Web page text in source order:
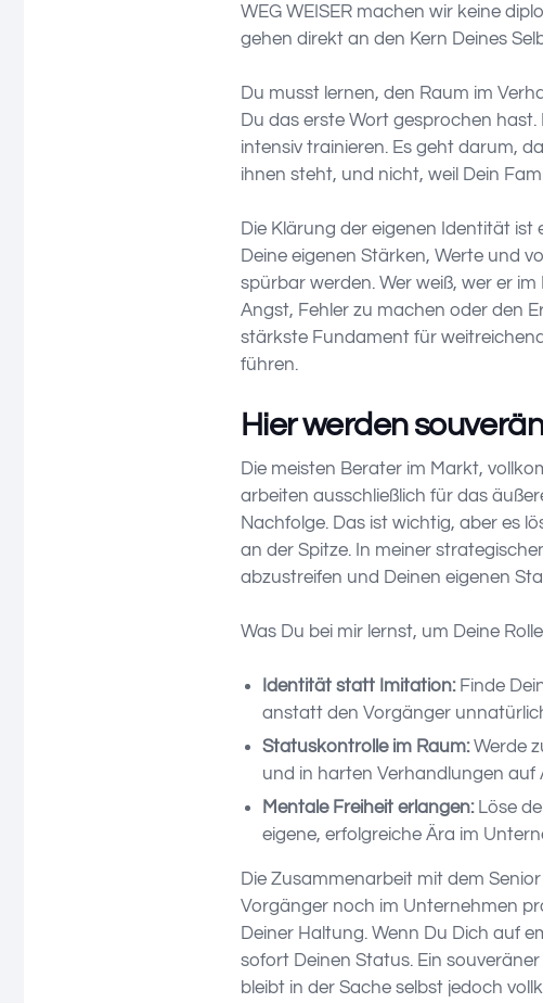
WEG WEISER machen wir keine
gehen direkt an den Kern Deines
Du musst lernen, den Raum im
Du das erste Wort gesprochen
intensiv trainieren. Es geht darum,
ihnen steht, und nicht, weil Dein
Die Klärung der eigenen Identität ist
Deine eigenen Stärken, Werte und
spürbar werden. Wer weiß, wer er
Angst, Fehler zu machen oder den
stärkste Fundament für
führen.
Hier werden
Die meisten Berater im Markt,
arbeiten ausschließlich für das
Nachfolge. Das ist wichtig, aber es
an der Spitze. In meiner
abzustreifen und Deinen eigenen
Was Du bei mir lernst, um Deine
Identität statt Imitation:Finde
anstatt den Vorgänger
Statuskontrolle im Raum:Werde
und in harten Verhandlungen auf
Mentale Freiheit erlangen:Löse
eigene, erfolgreiche Ära im
Die Zusammenarbeit mit dem
Vorgänger noch im Unternehmen
Deiner Haltung. Wenn Du Dich auf
sofort Deinen Status. Ein
bleibt in der Sache selbst jedoch